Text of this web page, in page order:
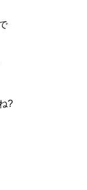
?